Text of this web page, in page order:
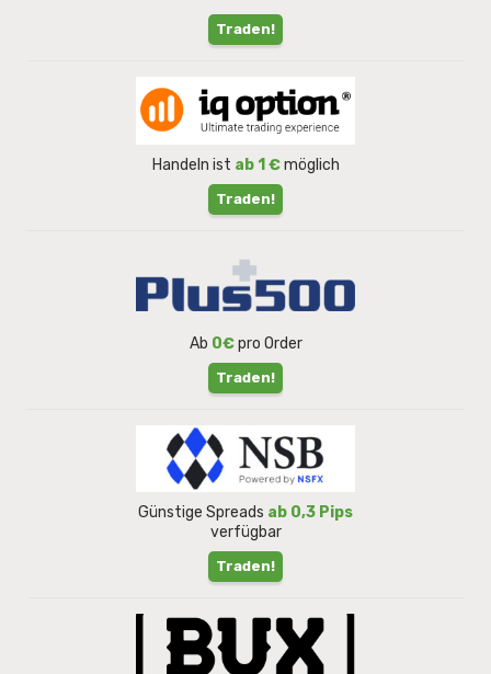
Traden!
Handeln ist ab 1 €möglich
Traden!
Ab 0€pro Order
Traden!
Günstige Spreads ab 0,3 Pips
verfügbar
Traden!